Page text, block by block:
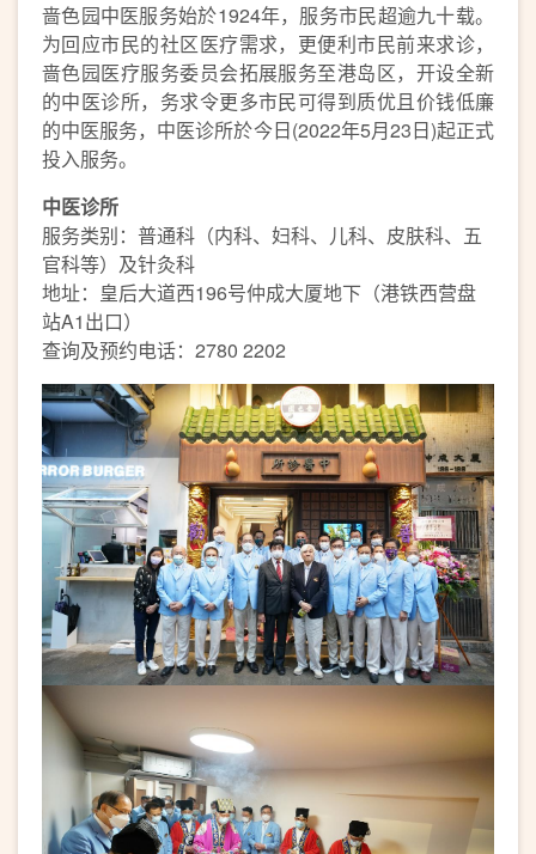
啬色园中医服务始於1924年，服务市民超逾九十载。
为回应市民的社区医疗需求，更便利市民前来求诊，
啬色园医疗服务委员会拓展服务至港岛区，开设全新
的中医诊所，务求令更多市民可得到质优且价钱低廉
的中医服务，中医诊所於今日(2022年5月23日)起正式
投入服务。
中医诊所
服务类别：普通科（内科、妇科、儿科、皮肤科、五
官科等）及针灸科
地址：皇后大道西196号仲成大厦地下（港铁西营盘
站A1出口）
查询及预约电话：2780 2202